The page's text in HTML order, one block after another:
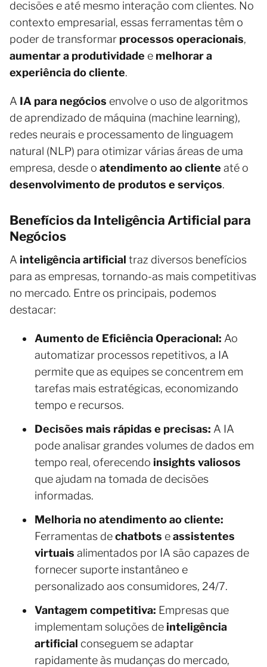
decisões e até mesmo interação com clientes. No
contexto empresarial, essas ferramentas têm o
poder de transformar processos operacionais,
aumentar a produtividade e melhorar a
experiência do cliente.
A IA para negócios envolve o uso de algoritmos
de aprendizado de máquina (machine learning),
redes neurais e processamento de linguagem
natural (NLP) para otimizar várias áreas de uma
empresa, desde o atendimento ao cliente até o
desenvolvimento de produtos e serviços.
Benefícios da Inteligência Artificial para
Negócios
A inteligência artificial traz diversos benefícios
para as empresas, tornando-as mais competitivas
no mercado. Entre os principais, podemos
destacar:
Aumento de Eficiência Operacional: Ao
automatizar processos repetitivos, a IA
permite que as equipes se concentrem em
tarefas mais estratégicas, economizando
tempo e recursos.
Decisões mais rápidas e precisas: A IA
pode analisar grandes volumes de dados em
tempo real, oferecendo insights valiosos
que ajudam na tomada de decisões
informadas.
Melhoria no atendimento ao cliente:
Ferramentas dechatbots eassistentes
virtuais alimentados por IA são capazes de
fornecer suporte instantâneo e
personalizado aos consumidores, 24/7.
Vantagem competitiva: Empresas que
implementam soluções de inteligência
artificial conseguem se adaptar
rapidamente às mudanças do mercado,